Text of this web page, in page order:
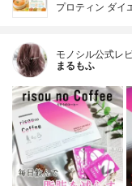
プロティン ダイ
モノシル公式レ
まるもふ